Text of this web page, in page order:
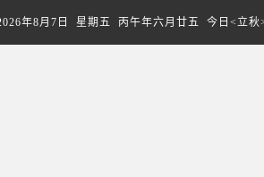
年8月7日 星期五 丙午年六月廿五 今日<立秋